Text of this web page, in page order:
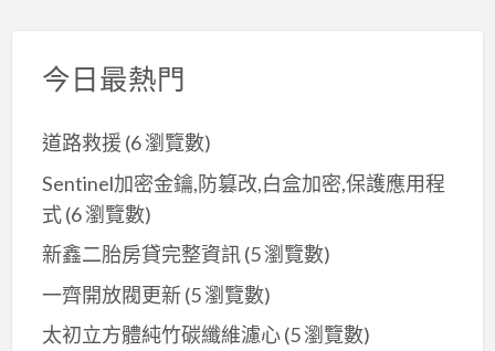
今日最熱門
道路救援(6 瀏覽數)
Sentinel加密金鑰,防篡改,白盒加密,保護應用程
式(6 瀏覽數)
新鑫二胎房貸完整資訊(5 瀏覽數)
一齊開放閥更新(5 瀏覽數)
太初立方體純竹碳纖維濾心(5 瀏覽數)